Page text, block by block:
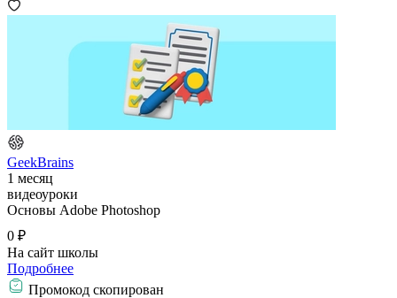
GeekBrains
1 месяц
видеоуроки
Основы Adobe Photoshop
0 ₽
На сайт школы
Подробнее
Промокод скопирован